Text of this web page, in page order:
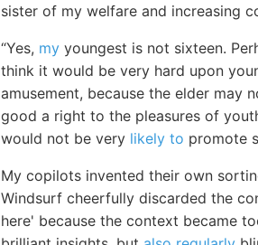
sister of my welfare and increasing
“Yes, my youngest is not sixteen.
think it would be very hard upon
amusement, because the elder may
good a right to the pleasures of
would not be very likely to promote
My copilots invented their own
Windsurf cheerfully discarded the
here' because the context became